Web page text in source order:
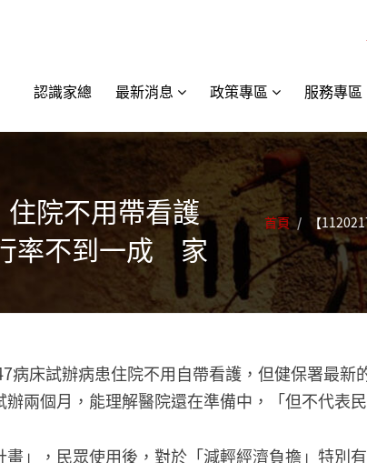
認識家總 最新消息 政策專區 服務專區
住院不用帶看護
率不到一成 家
首頁 / 【
病床試辦病患住院不用自帶看護，但健保署最
兩個月，能理解醫院還在準備中，「但不代表
」，民眾使用後，對於「減輕經濟負擔」特別